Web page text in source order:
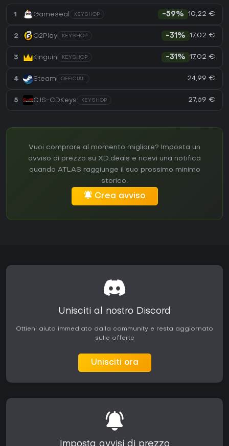
1 Gameseal KEYSHOP -59% 10,22 €
2 G2Play KEYSHOP -31% 17,02 €
3 Kinguin KEYSHOP -31% 17,02 €
4 Steam OFFICIAL 24,99 €
5 CJS-CDKeys KEYSHOP 27,69 €
Vuoi comprare al momento migliore? Imposta un
avviso di prezzo su XD.deals e ricevi una notifica
quando ATLAS raggiunge il suo prossimo minimo
storico.
Crea avviso
Unisciti al nostro Discord
Ottieni aiuto immediato dalla community e resta aggiornato
sulle offerte
Unisciti ora